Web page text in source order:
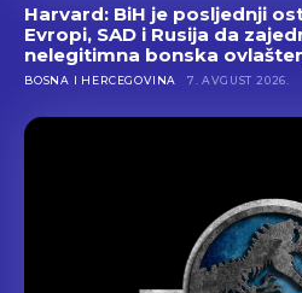
Harvard: BiH je posljednji
Evropi, SAD i Rusija da
nelegitimna bonska
BOSNA I HERCEGOVINA 7. AVGUST 2026.